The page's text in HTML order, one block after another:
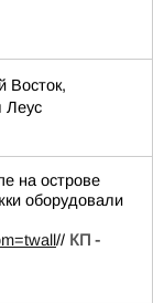
Восток,
Леус
на острове
оборудовали
// КП -